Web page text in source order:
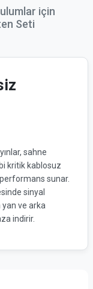
için
Seti
sahne
kritik kablosuz
sunar.
sinyal
yan ve arka
indirir.